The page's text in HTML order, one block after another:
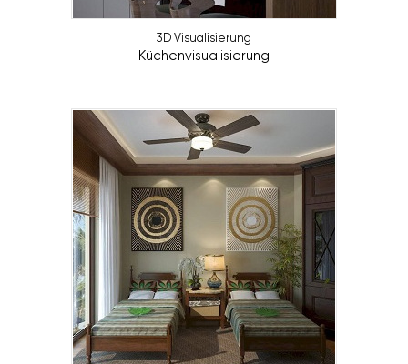
3D Visualisierung
Küchenvisualisierung